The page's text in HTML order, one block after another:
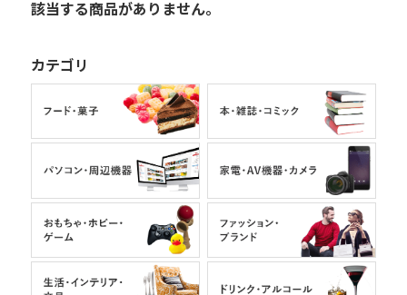
該当する商品がありません。
カテゴリ